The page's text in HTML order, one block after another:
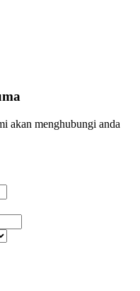
akan menghubungi anda